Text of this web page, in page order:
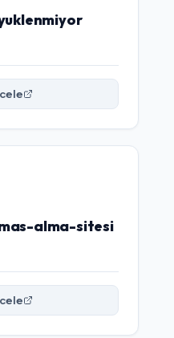
alma-sitesi